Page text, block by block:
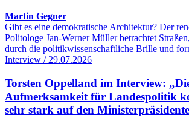
Martin Gegner
Gibt es eine demokratische Architektur? Der
Politologe Jan-Werner Müller betrachtet
durch die politikwissenschaftliche Brille und
Interview / 29.07.2026
Torsten Oppelland im Interview:
Aufmerksamkeit für Landespolitik
sehr stark auf den